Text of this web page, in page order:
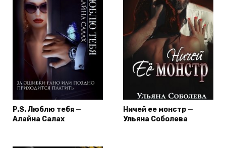
P.S. Люблю тебя —
Алайна Салах
Ничей ее монстр —
Ульяна Соболева